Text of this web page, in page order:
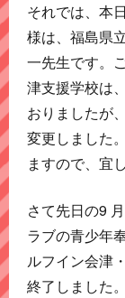
それでは、本
様は、福島県
一先生です。
津支援学校は
おりましたが
変更しました
ますので、宜
さて先日の9
ラブの青少年
ルフイン会津
終了しました